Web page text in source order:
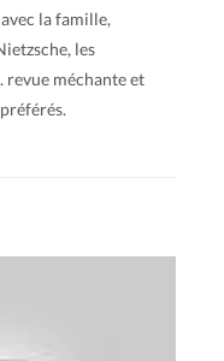
la famille,
les
revue méchante et